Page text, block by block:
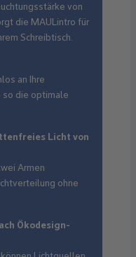
von
die MAULintro für
Schreibtisch.
an Ihre
so die optimale
Licht von
Armen
ohne
Ökodesign-